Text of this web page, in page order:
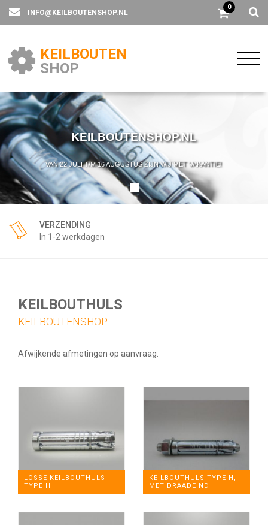
INFO@KEILBOUTENSHOP.NL
0
KEILBOUTEN
SHOP
KEILBOUTENSHOP.NL
VAN 22 JULI T/M 16 AUGUSTUS ZIJN WIJ MET VAKANTIE!
VERZENDING
In 1-2 werkdagen
KEILBOUTHULS
KEILBOUTENSHOP
Afwijkende afmetingen op aanvraag.
LOSSE KEILBOUTHULS
TYPE H
KEILBOUTHULS TYPE H,
MET DRAADEIND